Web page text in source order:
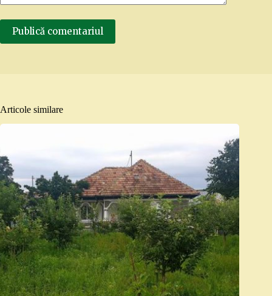
Publică comentariul
Articole similare